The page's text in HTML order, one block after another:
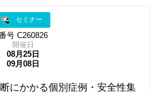
セミナー
号 C260826
開催日
08月25日
09月08日
にかかる個別症例・安全性集